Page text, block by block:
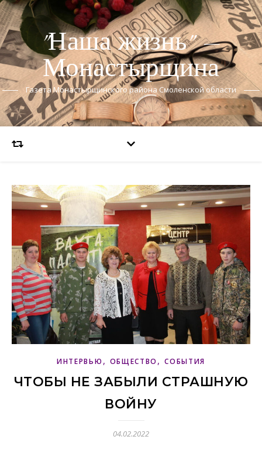
"Наша жизнь" —
Монастырщина
Газета Монастырщинского района Смоленской области
ИНТЕРВЬЮ , ОБЩЕСТВО ,СОБЫТИЯ
ЧТОБЫ НЕ ЗАБЫЛИ СТРАШНУЮ
ВОЙНУ
04.02.2022